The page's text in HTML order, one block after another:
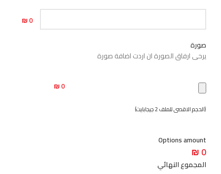
0 ₪
صورة
يرحى ارفاق الصورة ان اردت اضافة صورة
(الحجم الاقصى للملف 2 جيجابايت)
0 ₪
Options amount
0 ₪
المجموع النهائي